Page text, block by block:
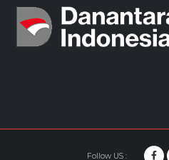
Follow US :